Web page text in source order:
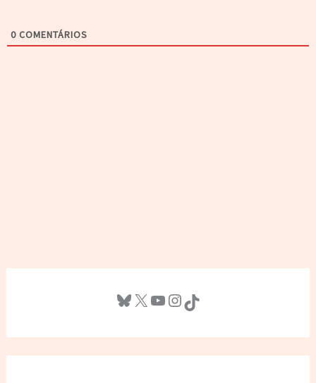
0 COMENTÁRIOS
Bluesky X Youtube InstagramTikTok